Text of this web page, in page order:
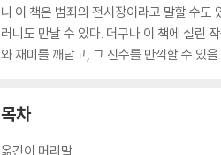
니 이 책은 범죄의 전시장이라고 말할 수도
러니도 만날 수 있다. 더구나 이 책에 실린
와 재미를 깨닫고, 그 진수를 만끽할 수 있을
목차
옮긴이 머리말